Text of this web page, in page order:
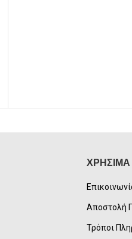
ΧΡΗΣΙΜΑ
Αποστολή
Τρόποι